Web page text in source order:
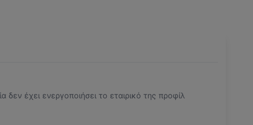
δεν έχει ενεργοποιήσει το εταιρικό της προφίλ